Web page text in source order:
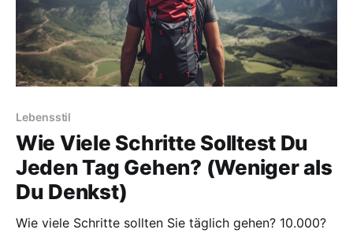
Lebensstil
Wie Viele Schritte Solltest Du
Jeden Tag Gehen? (Weniger als
Du Denkst)
Wie viele Schritte sollten Sie täglich gehen? 10.000?